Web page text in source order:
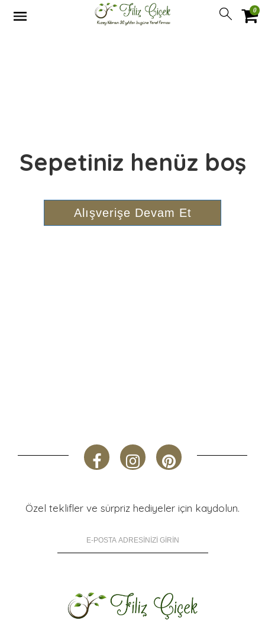
0
Sepetiniz henüz boş
Alışverişe Devam Et
Özel teklifler ve sürpriz hediyeler için kaydolun.